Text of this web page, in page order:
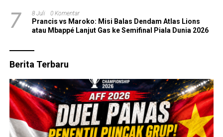
7 8 Juli 0 Komentar
Prancis vs Maroko: Misi Balas Dendam Atlas Lions
atau Mbappé Lanjut Gas ke Semifinal Piala Dunia 2026
Berita Terbaru